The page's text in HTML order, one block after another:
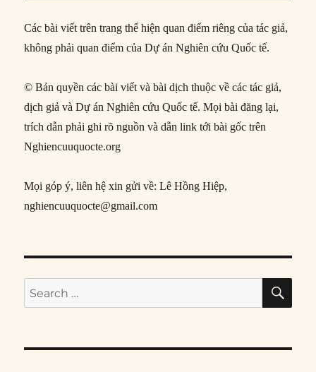
Các bài viết trên trang thể hiện quan điểm riêng của tác giả,
không phải quan điểm của Dự án Nghiên cứu Quốc tế.
© Bản quyền các bài viết và bài dịch thuộc về các tác giả,
dịch giả và Dự án Nghiên cứu Quốc tế. Mọi bài đăng lại,
trích dẫn phải ghi rõ nguồn và dẫn link tới bài gốc trên
Nghiencuuquocte.org
Mọi góp ý, liên hệ xin gửi về: Lê Hồng Hiệp,
nghiencuuquocte@gmail.com
Search
for: